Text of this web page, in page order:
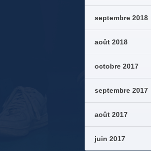
septembre 2018
août 2018
octobre 2017
septembre 2017
août 2017
juin 2017